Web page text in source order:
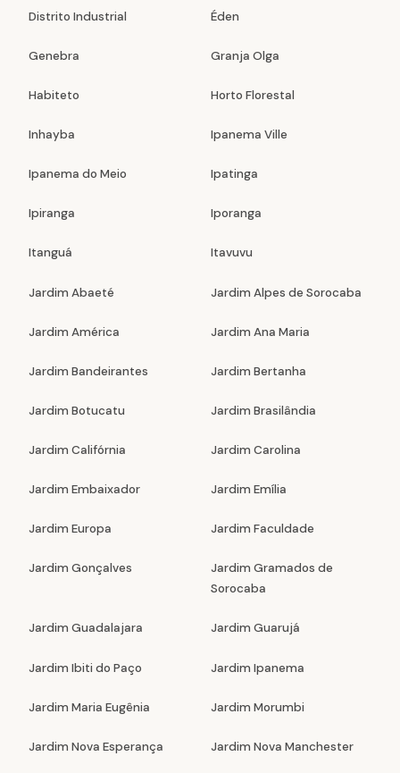
Distrito Industrial Éden
Genebra Granja Olga
Habiteto Horto Florestal
Inhayba Ipanema Ville
Ipanema do Meio Ipatinga
Ipiranga Iporanga
Itanguá Itavuvu
Jardim Abaeté Jardim Alpes de Sorocaba
Jardim América Jardim Ana Maria
Jardim Bandeirantes Jardim Bertanha
Jardim Botucatu Jardim Brasilândia
Jardim Califórnia Jardim Carolina
Jardim Embaixador Jardim Emília
Jardim Europa Jardim Faculdade
Jardim Gonçalves
Jardim Gramados de
Sorocaba
Jardim Guadalajara Jardim Guarujá
Jardim Ibiti do Paço Jardim Ipanema
Jardim Maria Eugênia Jardim Morumbi
Jardim Nova Esperança Jardim Nova Manchester